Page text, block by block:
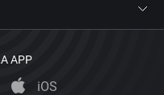
APP
iOS